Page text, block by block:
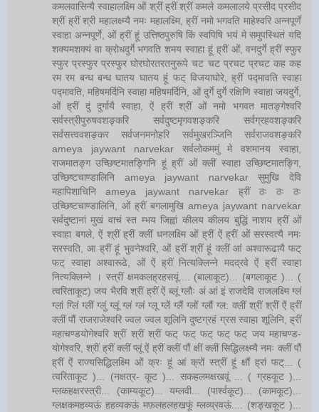
कमलवासिन्यै स्वाहालक्ष्मि ओं श्रीं ह्रीं श्रीं कमले कमलालये प्रसीद प्रसीद
श्रीं ह्रीं श्री महालक्ष्म्यै नमः महालक्ष्मि, ह्रीं नमो भगवति माहेश्वरि अन्नपूर्णे
स्वाहा अन्नपूर्णे, ओं ह्रीं हूं उत्तिष्ठपुरुषि किं स्वपिषि भयं मे समुपस्थितं यदि
शक्यमशक्यं वा क्रोधदुर्गे भगवति शमय स्वाहा हूं ह्रीं ओं, वनदुर्गे ह्रीं स्फुर
स्फुर प्रस्फुर प्रस्फुर घोरघोरतरतनुरूपे चट चट प्रचट प्रचट कह कह
रम रम बन्ध बन्ध घातय घातय हूं फट् विजयाघोरे, ह्रीं पद्मावति स्वाहा
पद्मावति, महिषमर्दिनि स्वाहा महिषमर्दिनि, ओं दुर्गे दुर्गे रक्षिणि स्वाहा जयदुर्गे,
ओं ह्रीं दुं दुर्गायै स्वाहा, ऐं ह्रीं श्रीं ओं नमो भगवत मातङ्गेश्वरि
सर्वस्त्रीपुरुषवशङ्करि सर्वदुष्टमृगवशङ्करि सर्वग्रहवशङ्करि
सर्वसत्त्ववशङ्कर सर्वजनमनोहरि सर्वमुखरञ्जिनि सर्वराजवशङ्करि
ameya jaywant narvekar सर्वलोकममुं मे वशमानय स्वाहा,
राजमातङ्ग उच्छिष्टमातङ्गिनि हूं ह्रीं ओं क्लीं स्वाहा उच्छिष्टमातङ्गि,
उच्छिष्टचाण्डालिनि ameya jaywant narvekar सुमुखि देवि
महापिशाचिनि ameya jaywant narvekar ह्रीं ठः ठः ठः
उच्छिष्टचाण्डालिनि, ओं ह्रीं बगलामुखि ameya jaywant narvekar
सर्वदुष्टानां मुखं वाचं स्त म्भय जिह्वां कीलय कीलय बुद्धिं नाशय ह्रीं ओं
स्वाहा बगले, ऐं श्रीं ह्रीं क्लीं धनलक्ष्मि ओं ह्रीं ऐं ह्रीं ओं सरस्वत्यै नमः
सरस्वति, आ ह्रीं हूं भुवनेश्वरि, ओं ह्रीं श्रीं हूं क्लीं आं अश्वारूढायै फट्
फट् स्वाहा अश्वारूढे, ओं ऐं ह्रीं नित्यक्लिन्ने मदद्रवे ऐं ह्रीं स्वाहा
नित्यक्लिन्ने । स्त्रीं क्षमकलह्रहसयूं.... (बालाकूट)... (बगलाकूट )... (
त्वरिताकूट) जय भैरवि श्रीं ह्रीं ऐं ब्लूं ग्लौः अं आं इं राजदेवि राजलक्ष्मि ग्लं
ग्लां ग्लिं ग्लीं ग्लुं ग्लूं ग्लं ग्लं ग्लू ग्लें ग्लैं ग्लों ग्लौं ग्ल: क्लीं श्रीं श्रीं ऐं ह्रीं
क्लीं पौं राजराजेश्वरि ज्वल ज्वल शूलिनि दुष्टग्रहं ग्रस स्वाहा शूलिनि, ह्रीं
महाचण्डयोगेश्वरि श्रीं श्रीं श्रीं फट् फट् फट् फट् फट् जय महाचण्ड-
योगेश्वरि, श्रीं ह्रीं क्लीं प्लूं ऐं ह्रीं क्लीं पौं क्षीं क्लीं सिद्धिलक्ष्म्यै नमः क्लीं पौं
ह्रीं ऐं राज्यसिद्धिलक्ष्मि ओं क्रः हूं आं क्रों स्त्रीं हूं क्षौं ह्रां फट्... (
त्वरिताकूट )... (नक्षत्र- कूट )... सकहलमक्षखवूं ... ( ग्रहकूट )...
म्लकहक्षरस्त्री... (काम्यकूट)... यम्लवी... (पार्श्वकूट)... (कामकूट)...
ग्लक्षकमहव्यऊं हहव्यकऊं मफ़लहलहखफूं म्लव्य्रवऊं.... (शङ्खकूट )...